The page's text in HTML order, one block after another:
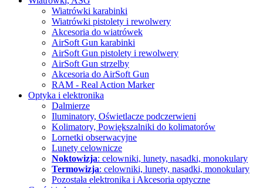
Wiatrówki karabinki
Wiatrówki pistolety i rewolwery
Akcesoria do wiatrówek
AirSoft Gun karabinki
AirSoft Gun pistolety i rewolwery
AirSoft Gun strzelby
Akcesoria do AirSoft Gun
RAM - Real Action Marker
Optyka i elektronika
Dalmierze
Iluminatory, Oświetlacze podczerwieni
Kolimatory, Powiększalniki do kolimatorów
Lornetki obserwacyjne
Lunety celownicze
Noktowizja: celowniki, lunety, nasadki, monokulary
Termowizja: celowniki, lunety, nasadki, monokulary
Pozostała elektronika i Akcesoria optyczne